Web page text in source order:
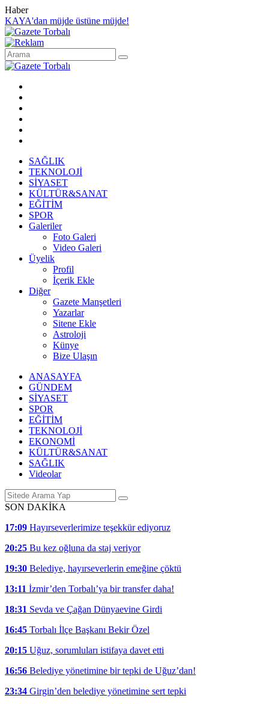
Haber
KAYA'dan müjde üstüne müjde!
SAĞLIK
TEKNOLOJİ
SİYASET
KÜLTÜR&SANAT
EĞİTİM
SPOR
Galeriler
Foto Galeri
Video Galeri
Üyelik
Profil
İçerik Ekle
Diğer
Gazete Manşetleri
Yazarlar
Sitene Ekle
Astroloji
Künye
Bize Ulaşın
ANASAYFA
GÜNDEM
SİYASET
SPOR
EĞİTİM
TEKNOLOJİ
EKONOMİ
KÜLTÜR&SANAT
SAĞLIK
Videolar
SON DAKİKA
17:09 Hayırseverlerimize teşekkür ediyoruz
20:25 Bu kez oğluna da staj veriyor
19:30 Belediye, hayırseverlerin emeğine çöktü
13:11 İzmir’den Torbalı’ya bir transfer daha!
18:31 Sevda ve Çağan Dünyaevine Girdi
16:45 Torbalı İlçe Başkanı Bekir Özel
20:15 Uğuz, sorumluları istifaya davet etti
16:56 Belediye yönetimine bir tepki de Uğuz’dan!
23:34 Girgin’den belediye yönetimine sert tepki